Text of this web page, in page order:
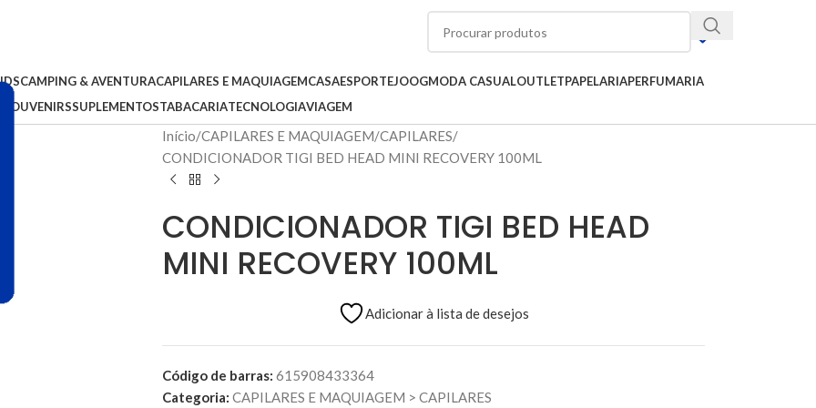
CAMPING & AVENTURACAPILARES E MAQUIAGEMCASAESPORTEJOOGMODA CASUALOUTLETPAPELARIAPERFUMARIA
SOUVENIRSSUPLEMENTOSTABACARIATECNOLOGIAVIAGEM
Início CAPILARES E MAQUIAGEM CAPILARES
CONDICIONADOR TIGI BED HEAD MINI RECOVERY 100ML
CONDICIONADOR TIGI BED HEAD
MINI RECOVERY 100ML
Adicionar à lista de desejos
Código de barras: 615908433364
Categoria: CAPILARES E MAQUIAGEM > CAPILARES